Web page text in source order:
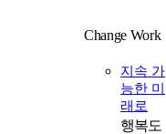
Change Work
지속 가
능한 미
래로
행복도